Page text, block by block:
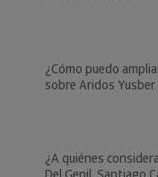
¿Cómo puedo
sobre Aridos Yusber
¿A quiénes